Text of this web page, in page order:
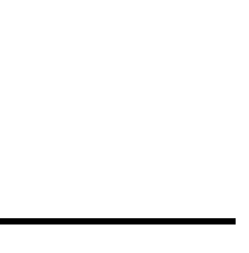
ส่วนแบ่งการตลาด 51% และใน